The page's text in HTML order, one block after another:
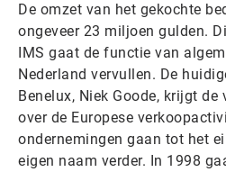
De omzet van het gekochte
ongeveer 23 miljoen gulden.
IMS gaat de functie van
Nederland vervullen. De
Benelux, Niek Goode, krijgt
over de Europese
ondernemingen gaan tot het
eigen naam verder. In 1998